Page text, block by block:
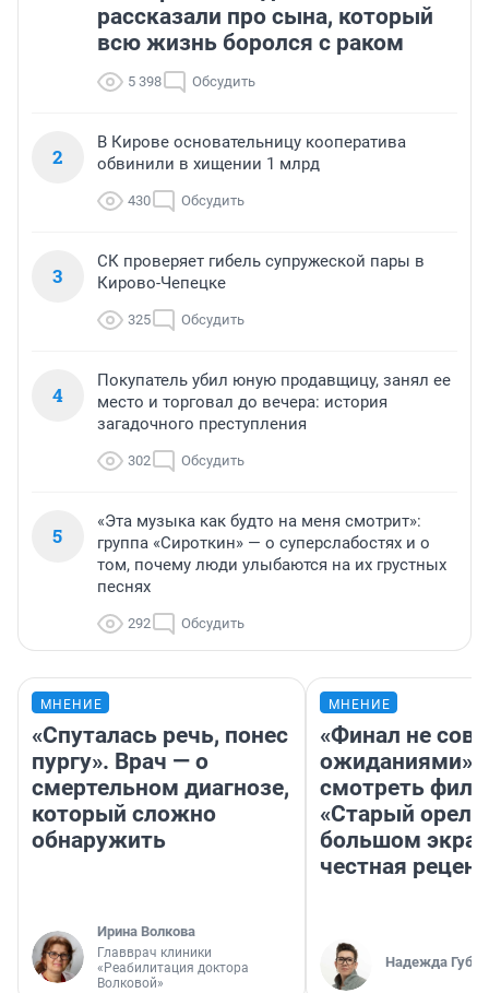
рассказали про сына, который
всю жизнь боролся с раком
5 398 Обсудить
2
В Кирове основательницу кооператива
обвинили в хищении 1 млрд
430 Обсудить
3
СК проверяет гибель супружеской пары в
Кирово-Чепецке
325 Обсудить
4
Покупатель убил юную продавщицу, занял ее
место и торговал до вечера: история
загадочного преступления
302 Обсудить
5
«Эта музыка как будто на меня смотрит»:
группа «Сироткин» — о суперслабостях и о
том, почему люди улыбаются на их грустных
песнях
292 Обсудить
МНЕНИЕ
«Спуталась речь, понес
пургу». Врач — о
смертельном диагнозе,
который сложно
обнаружить
Ирина Волкова
Главврач клиники
«Реабилитация доктора
Волковой»
МНЕНИЕ
«Финал не
ожиданиями»:
смотреть
«Старый орел»
большом
честная
Надежда